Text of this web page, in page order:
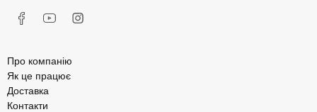
Про компанію
Як це працює
Доставка
Контакти